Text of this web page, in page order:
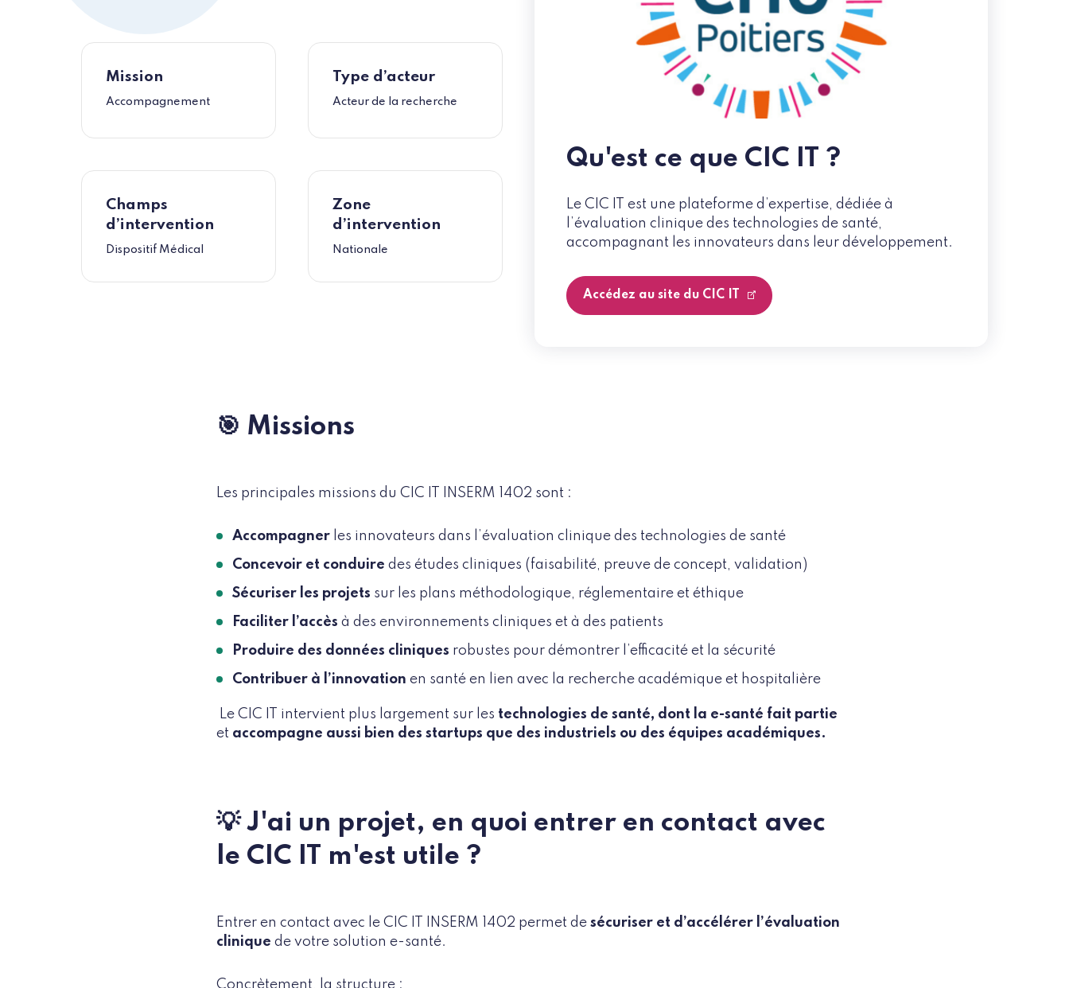
Mission
Accompagnement
Type d’acteur
Acteur de la recherche
Champs
d’intervention
Dispositif Médical
Zone
d’intervention
Nationale
Qu'est ce que CIC IT ?
Le CIC IT est une plateforme d’expertise, dédiée à
l’évaluation clinique des technologies de santé,
accompagnant les innovateurs dans leur développement.
Accédez au site du CIC IT
🎯 Missions
Les principales missions du CIC IT INSERM 1402 sont :
Accompagner les innovateurs dans l’évaluation clinique des technologies de santé
Concevoir et conduire des études cliniques (faisabilité, preuve de concept, validation)
Sécuriser les projets sur les plans méthodologique, réglementaire et éthique
Faciliter l’accès à des environnements cliniques et à des patients
Produire des données cliniques robustes pour démontrer l’efficacité et la sécurité
Contribuer à l’innovation en santé en lien avec la recherche académique et hospitalière
Le CIC IT intervient plus largement sur les technologies de santé, dont la e-santé fait partie
et accompagne aussi bien des startups que des industriels ou des équipes académiques.
💡 J'ai un projet, en quoi entrer en contact avec
le CIC IT m'est utile ?
Entrer en contact avec le CIC IT INSERM 1402 permet de sécuriser et d’accélérer l’évaluation
clinique de votre solution e-santé.
Concrètement, la structure :